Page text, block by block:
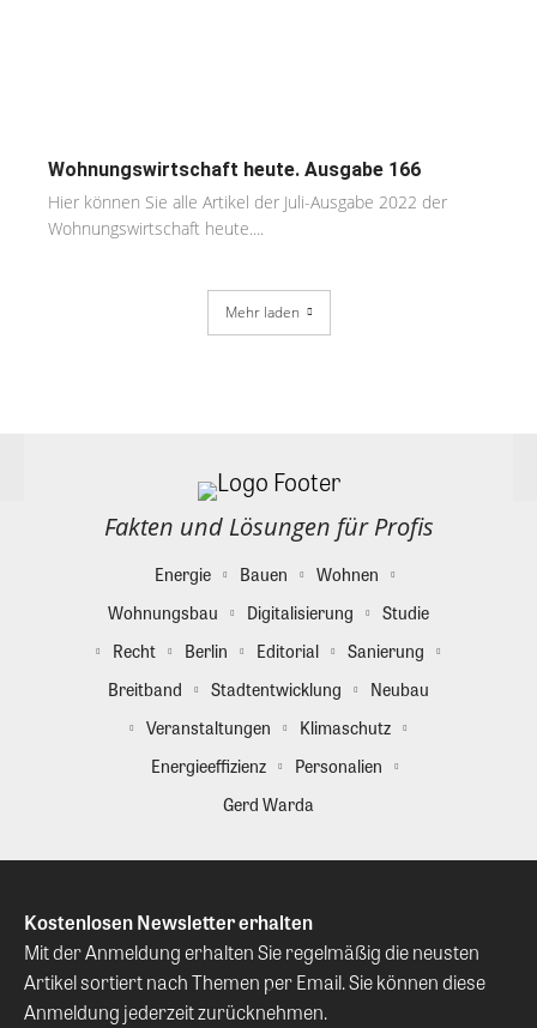
Wohnungswirtschaft heute. Ausgabe 166
Hier können Sie alle Artikel der Juli-Ausgabe 2022 der
Wohnungswirtschaft heute....
Mehr laden
Fakten und Lösungen für Profis
Energie Bauen
Wohnen
Wohnungsbau
Digitalisierung
Studie
Recht
Berlin Editorial
Sanierung
Breitband
Stadtentwicklung
Neubau
Veranstaltungen
Klimaschutz
Energieeffizienz
Personalien
Gerd Warda
Kostenlosen Newsletter erhalten
Mit der Anmeldung erhalten Sie regelmäßig die neusten
Artikel sortiert nach Themen per Email. Sie können diese
Anmeldung jederzeit zurücknehmen.